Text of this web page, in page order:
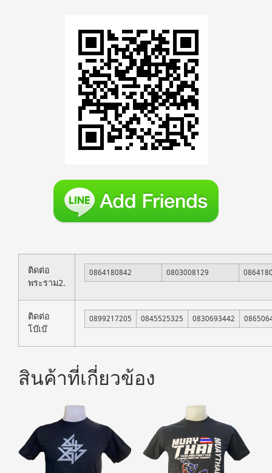
ติดต่อ
พระราม2.
0864180842 0803008129
ติดต่อ
โบ๊เบ๊
0899217205 0845525325 0830693442
สินค้าที่เกี่ยวข้อง